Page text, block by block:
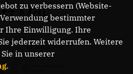
MdL
zu verbessern (Website-
bestimmter
Ihre Einwilligung. Ihre
jederzeit widerrufen. Weitere
in unserer
.